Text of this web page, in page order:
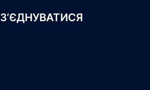
З’ЄДНУВАТИСЯ